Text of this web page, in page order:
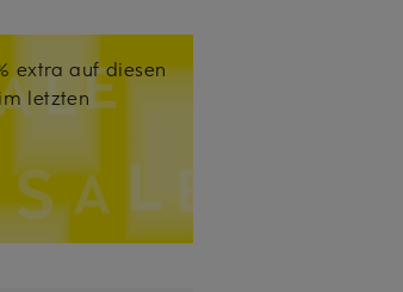
extra auf diesen
im letzten